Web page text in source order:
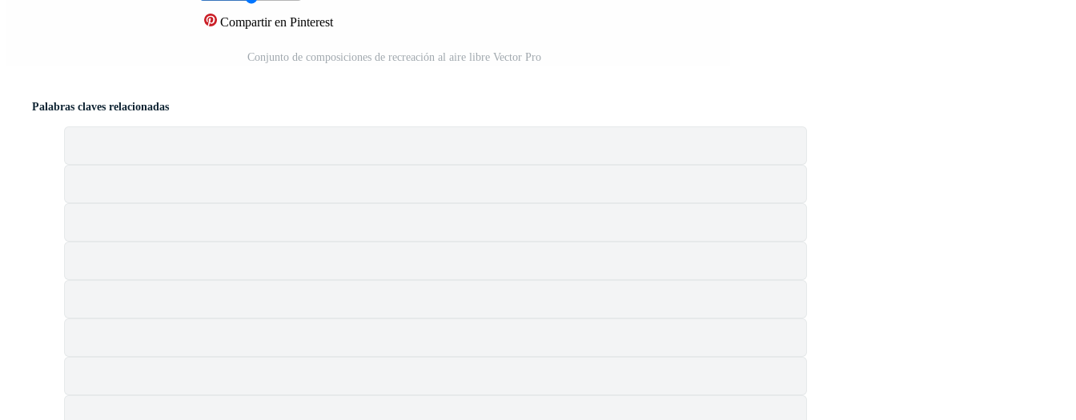
Compartir en Pinterest
Conjunto de composiciones de recreación al aire libre Vector Pro
Palabras claves relacionadas